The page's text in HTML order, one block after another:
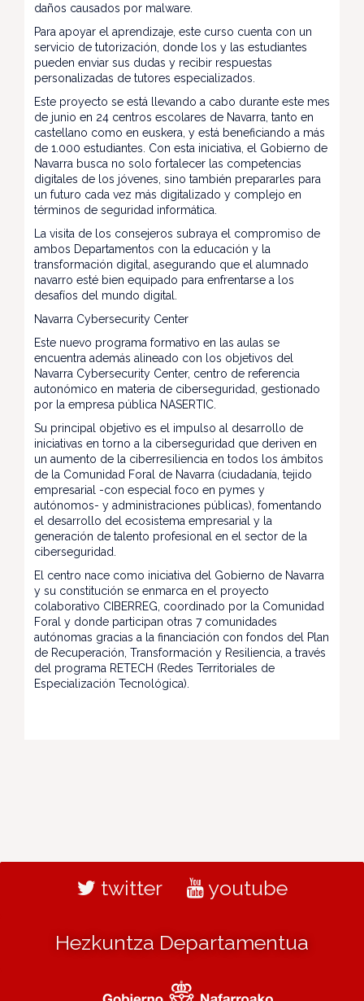
daños causados por malware.
Para apoyar el aprendizaje, este curso cuenta con un
servicio de tutorización, donde los y las estudiantes
pueden enviar sus dudas y recibir respuestas
personalizadas de tutores especializados.
Este proyecto se está llevando a cabo durante este mes
de junio en 24 centros escolares de Navarra, tanto en
castellano como en euskera, y está beneficiando a más
de 1.000 estudiantes. Con esta iniciativa, el Gobierno de
Navarra busca no solo fortalecer las competencias
digitales de los jóvenes, sino también prepararles para
un futuro cada vez más digitalizado y complejo en
términos de seguridad informática.
La visita de los consejeros subraya el compromiso de
ambos Departamentos con la educación y la
transformación digital, asegurando que el alumnado
navarro esté bien equipado para enfrentarse a los
desafíos del mundo digital.
Navarra Cybersecurity Center
Este nuevo programa formativo en las aulas se
encuentra además alineado con los objetivos del
Navarra Cybersecurity Center, centro de referencia
autonómico en materia de ciberseguridad, gestionado
por la empresa pública NASERTIC.
Su principal objetivo es el impulso al desarrollo de
iniciativas en torno a la ciberseguridad que deriven en
un aumento de la ciberresiliencia en todos los ámbitos
de la Comunidad Foral de Navarra (ciudadanía, tejido
empresarial -con especial foco en pymes y
autónomos- y administraciones públicas), fomentando
el desarrollo del ecosistema empresarial y la
generación de talento profesional en el sector de la
ciberseguridad.
El centro nace como iniciativa del Gobierno de Navarra
y su constitución se enmarca en el proyecto
colaborativo CIBERREG, coordinado por la Comunidad
Foral y donde participan otras 7 comunidades
autónomas gracias a la financiación con fondos del Plan
de Recuperación, Transformación y Resiliencia, a través
del programa RETECH (Redes Territoriales de
Especialización Tecnológica).
twitter youtube
Hezkuntza Departamentua